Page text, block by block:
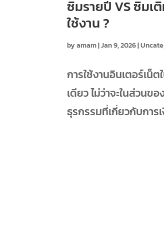
ซิมรายปี VS ซิมเ
ใช้งาน ?
byamam|Jan 9, 2026|
การใช้งานอินเตอร์เ
เดียว ไม่ว่าจะในส่วน
ธุรกรรมที่เกี่ยวกับการ